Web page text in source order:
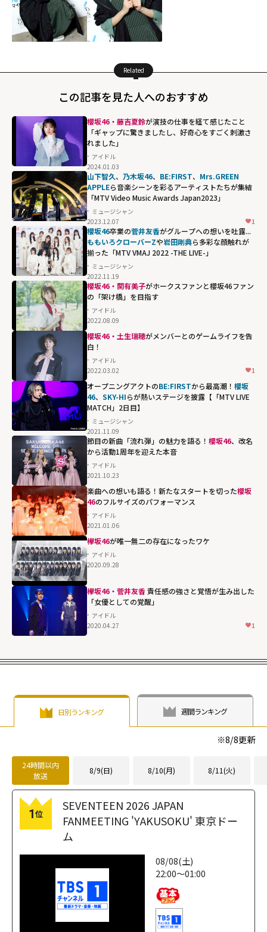
Related
この記事を見た人へのおすすめ
櫻坂46・藤吉夏鈴が演技の仕事を経て感じたこと
「ギャップに驚きましたし、好奇心をすごく刺激さ
れました」
アイドル
2024.01.03
山下智久、 乃木坂46、 BE:FIRST、 Mrs.GREEN
APPLEら音楽シーンを彩るアーティストたちが集結
「MTV Video Music Awards Japan2023」
ミュージシャン
2023.12.07
1
櫻坂46卒業の菅井友香がグループへの想いを吐露...
ももいろクローバーZや岩田剛典ら多彩な顔触れが
揃った「MTV VMAJ 2022 -THE LIVE-」
ミュージシャン
2022.11.19
櫻坂46・関有美子がホークスファンと櫻坂46ファン
の「架け橋」を目指す
アイドル
2022.08.09
櫻坂46・土生瑞穂がメンバーとのゲームライフを告
白！
アイドル
2022.03.02
1
オープニングアクトのBE:FIRSTから最高潮！ 櫻坂
46、 SKY-HIらが熱いステージを披露【「MTV LIVE
MATCH」2日目】
ミュージシャン
2021.11.09
節目の新曲「流れ弾」の魅力を語る！ 櫻坂46、改名
から活動1周年を迎えた本音
アイドル
2021.10.23
楽曲への想いも語る！新たなスタートを切った櫻坂
46のフルサイズのパフォーマンス
アイドル
2021.01.06
欅坂46が唯一無二の存在になったワケ
アイドル
2020.09.28
欅坂46・菅井友香責任感の強さと覚悟が生み出した
「女優としての覚醒」
アイドル
2020.04.27
1
日別ランキング 週間ランキング
※8/8更新
24時間以内
放送
8/9(日) 8/10(月) 8/11(火)
1位
SEVENTEEN 2026 JAPAN
FANMEETING 'YAKUSOKU' 東京ドー
ム
08/08(土)
22:00～01:00